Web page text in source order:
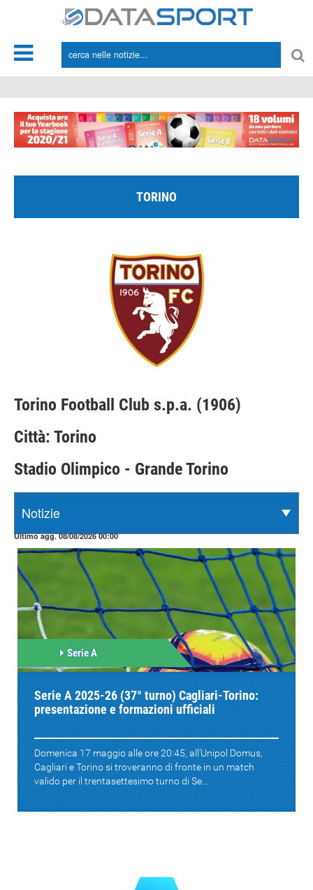
TORINO
Torino Football Club s.p.a. (1906)
Città: Torino
Stadio Olimpico - Grande Torino
Ultimo agg. 08/08/2026 00:00
Serie A
Serie A 2025-26 (37° turno) Cagliari-Torino:
presentazione e formazioni ufficiali
Domenica 17 maggio alle ore 20:45, all’Unipol Domus,
Cagliari e Torino si troveranno di fronte in un match
valido per il trentasettesimo turno di Se...